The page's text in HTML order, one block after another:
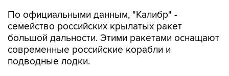
По официальными данным, "Калибр" -
семейство российских крылатых ракет
большой дальности. Этими ракетами оснащают
современные российские корабли и
подводные лодки.